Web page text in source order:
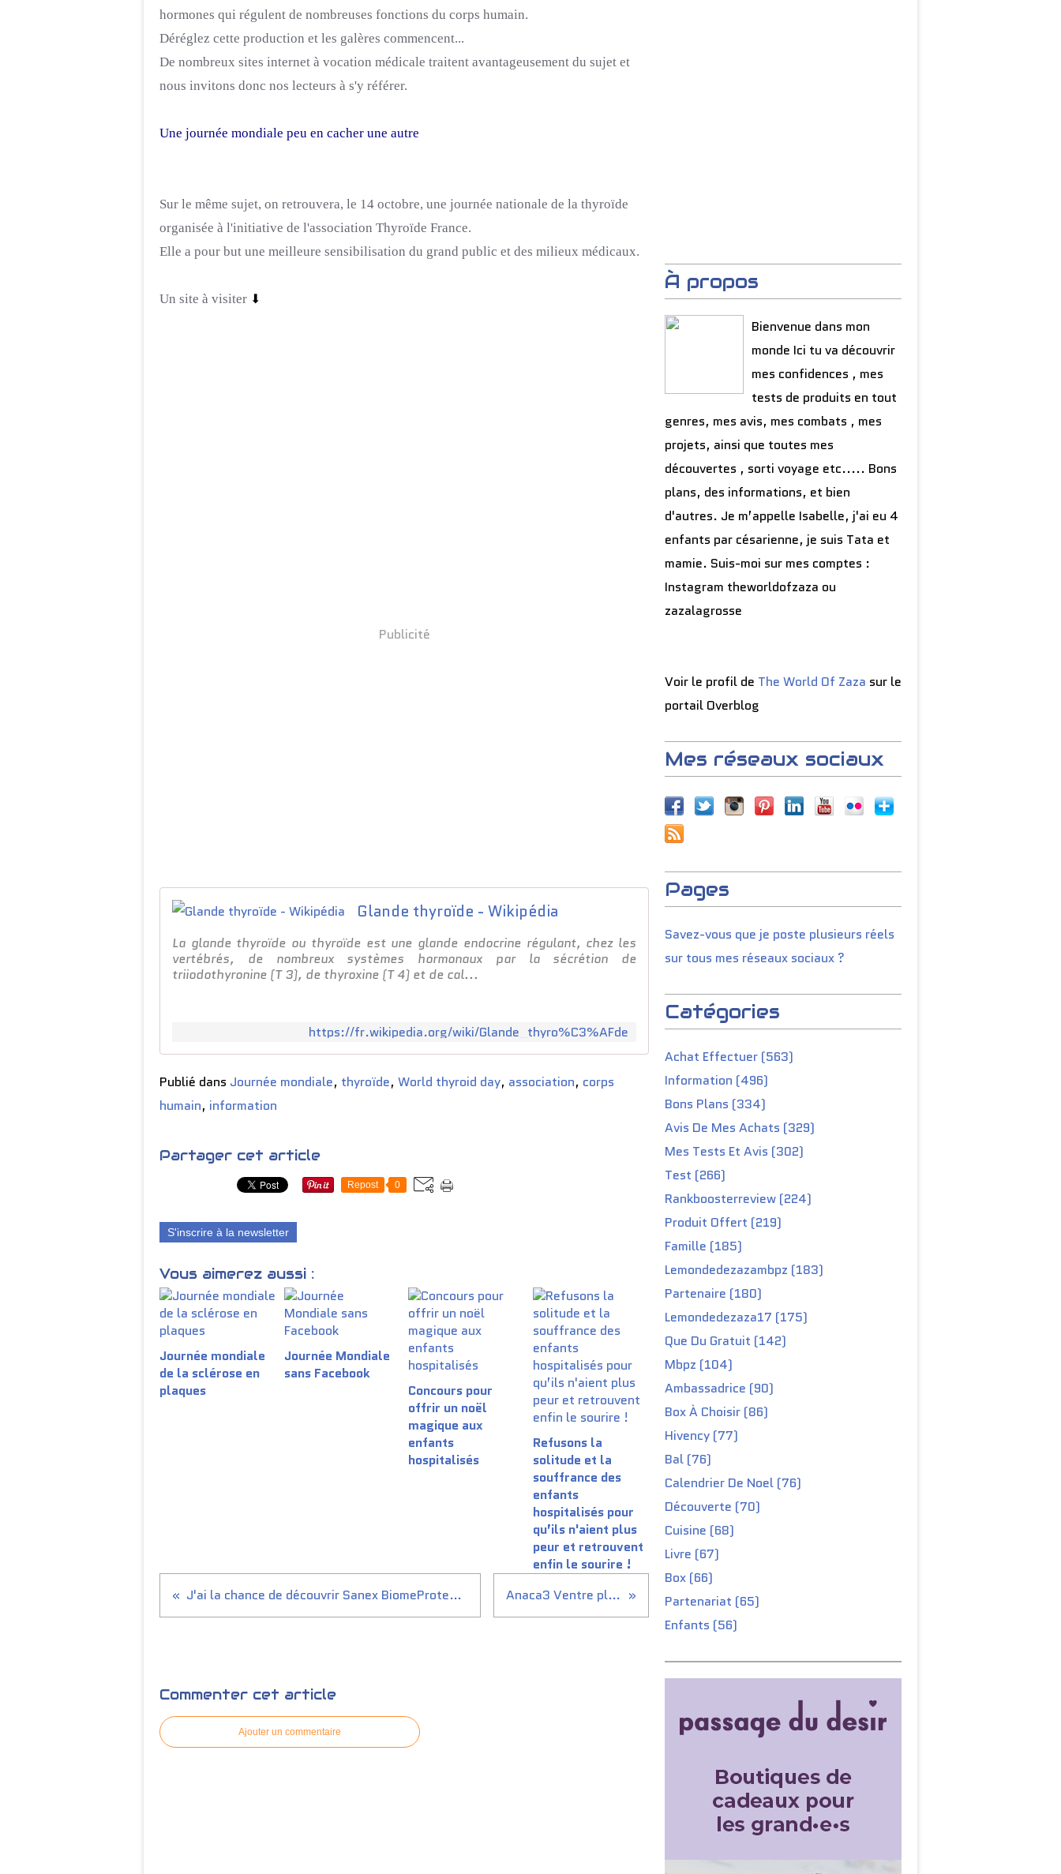
hormones qui régulent de nombreuses fonctions du corps humain.
Déréglez cette production et les galères commencent...
De nombreux sites internet à vocation médicale traitent avantageusement du sujet et
nous invitons donc nos lecteurs à s'y référer.
Une journée mondiale peu en cacher une autre
Sur le même sujet, on retrouvera, le 14 octobre, une journée nationale de la thyroïde
organisée à l'initiative de l'association Thyroïde France.
Elle a pour but une meilleure sensibilisation du grand public et des milieux médicaux.
Un site à visiter ⬇
Publicité
Glande thyroïde - Wikipédia
La glande thyroïde ou thyroïde est une glande endocrine régulant, chez les
vertébrés, de nombreux systèmes hormonaux par la sécrétion de
triiodothyronine (T 3), de thyroxine (T 4) et de cal...
https://fr.wikipedia.org/wiki/Glande_thyro%C3%AFde
Publié dans Journée mondiale, thyroïde, World thyroid day, association, corps
humain, information
Partager cet article
Repost 0
S'inscrire à la newsletter
Vous aimerez aussi :
Journée mondiale
de la sclérose en
plaques
Journée Mondiale
sans Facebook
Concours pour
offrir un noël
magique aux
enfants
hospitalisés
Refusons la
solitude et la
souffrance des
enfants
hospitalisés pour
qu’ils n'aient plus
peur et retrouvent
enfin le sourire !
J'ai la chance de découvrir Sanex BiomeProtect Déodorant Anti-Irritation.
Anaca3 Ventre plat + concours
Commenter cet article
Ajouter un commentaire
À propos
Bienvenue dans mon
monde Ici tu va découvrir
mes confidences , mes
tests de produits en tout
genres, mes avis, mes combats , mes
projets, ainsi que toutes mes
découvertes , sorti voyage etc..... Bons
plans, des informations, et bien
d'autres. Je m’appelle Isabelle, j'ai eu 4
enfants par césarienne, je suis Tata et
mamie. Suis-moi sur mes comptes :
Instagram theworldofzaza ou
zazalagrosse
Voir le profil de The World Of Zaza sur le
portail Overblog
Mes réseaux sociaux
Pages
Savez-vous que je poste plusieurs réels
sur tous mes réseaux sociaux ?
Catégories
Achat Effectuer (563)
Information (496)
Bons Plans (334)
Avis De Mes Achats (329)
Mes Tests Et Avis (302)
Test (266)
Rankboosterreview (224)
Produit Offert (219)
Famille (185)
Lemondedezazambpz (183)
Partenaire (180)
Lemondedezaza17 (175)
Que Du Gratuit (142)
Mbpz (104)
Ambassadrice (90)
Box À Choisir (86)
Hivency (77)
Bal (76)
Calendrier De Noel (76)
Découverte (70)
Cuisine (68)
Livre (67)
Box (66)
Partenariat (65)
Enfants (56)